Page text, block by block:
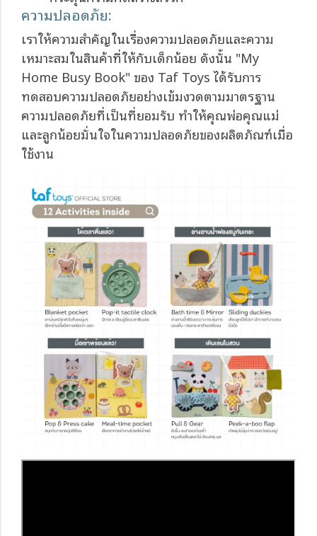
ความปลอดภัย:
เราให้ความสำคัญในเรื่องความปลอดภัยและความ
เหมาะสมในสินค้าที่ให้กับเด็กน้อย ดังนั้น "My
Home Busy Book" ของ Taf Toys ได้รับการ
ทดสอบความปลอดภัยอย่างเข้มงวดตามมาตรฐาน
ความปลอดภัยที่เป็นที่ยอมรับ ทำให้คุณพ่อคุณแม่
และลูกน้อยมั่นใจในความปลอดภัยของผลิตภัณฑ์เมื่อ
ใช้งาน